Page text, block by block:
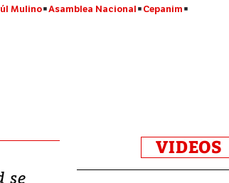
Mulino Asamblea Nacional Cepanim
se
VIDEOS